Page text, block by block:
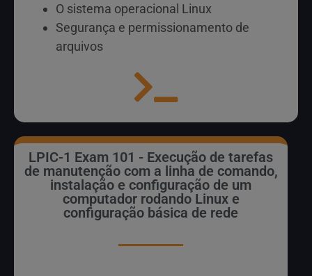
O sistema operacional Linux
Segurança e permissionamento de
arquivos
LPIC-1 Exam 101 - Execução de tarefas
de manutenção com a linha de comando,
instalação e configuração de um
computador rodando Linux e
configuração básica de rede